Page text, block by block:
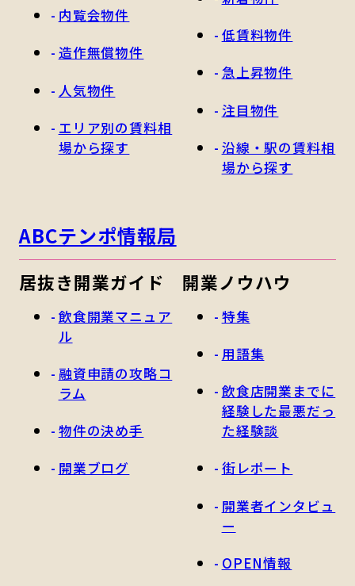
内覧会物件
造作無償物件
人気物件
エリア別の賃料相
場から探す
低賃料物件
急上昇物件
注目物件
沿線・駅の賃料相
場から探す
ABCテンポ情報局
居抜き開業ガイド
飲食開業マニュア
ル
融資申請の攻略コ
ラム
物件の決め手
開業ブログ
開業ノウハウ
特集
用語集
飲食店開業までに
経験した最悪だっ
た経験談
街レポート
開業者インタビュ
ー
OPEN情報